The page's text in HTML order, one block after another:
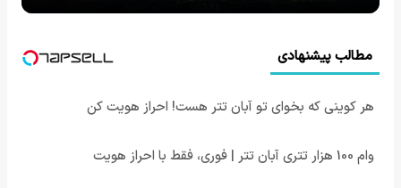
مطالب پیشنهادی
هر کوینی که بخوای تو آبان تتر هست! احراز هویت کن
وام 100 هزار تتری آبان تتر | فوری، فقط با احراز هویت